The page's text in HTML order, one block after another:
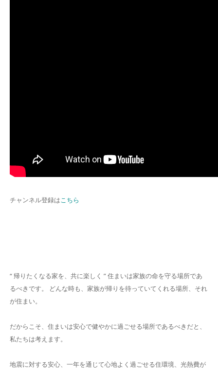
チャンネル登録はこちら
“ 帰りたくなる家を、共に楽しく ” 住まいは家族の命を守る場所であ
るべきです。 どんな時も、家族が帰りを待っていてくれる場所、それ
が住まい。
だからこそ、住まいは安心で健やかに過ごせる場所であるべきだと、
私たちは考えます。
地震に対する安心、一年を通じて心地よく過ごせる住環境、光熱費が